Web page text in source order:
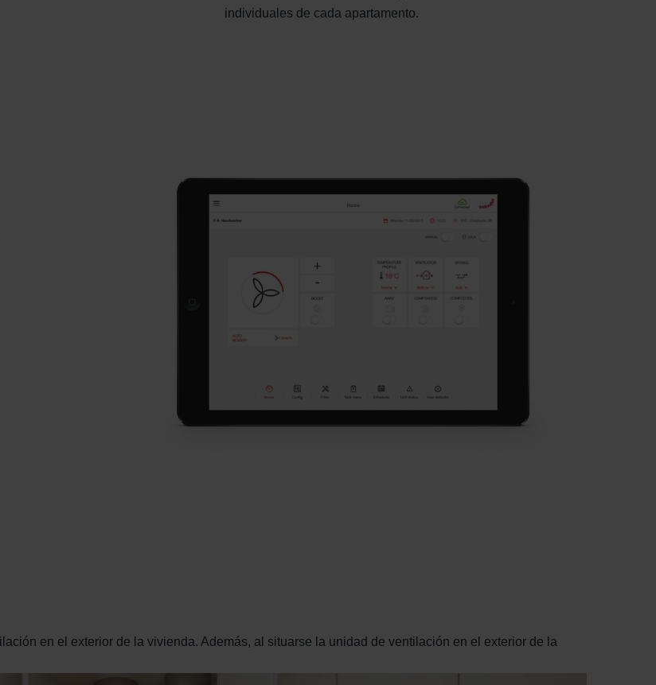
individuales de cada apartamento.
en el exterior de la vivienda. Además, al situarse la unidad de ventilación en el exterior de la